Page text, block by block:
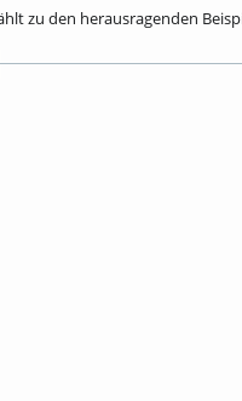
zu den herausragenden
die kunsttechnischen
Heiligen Katharina – eine